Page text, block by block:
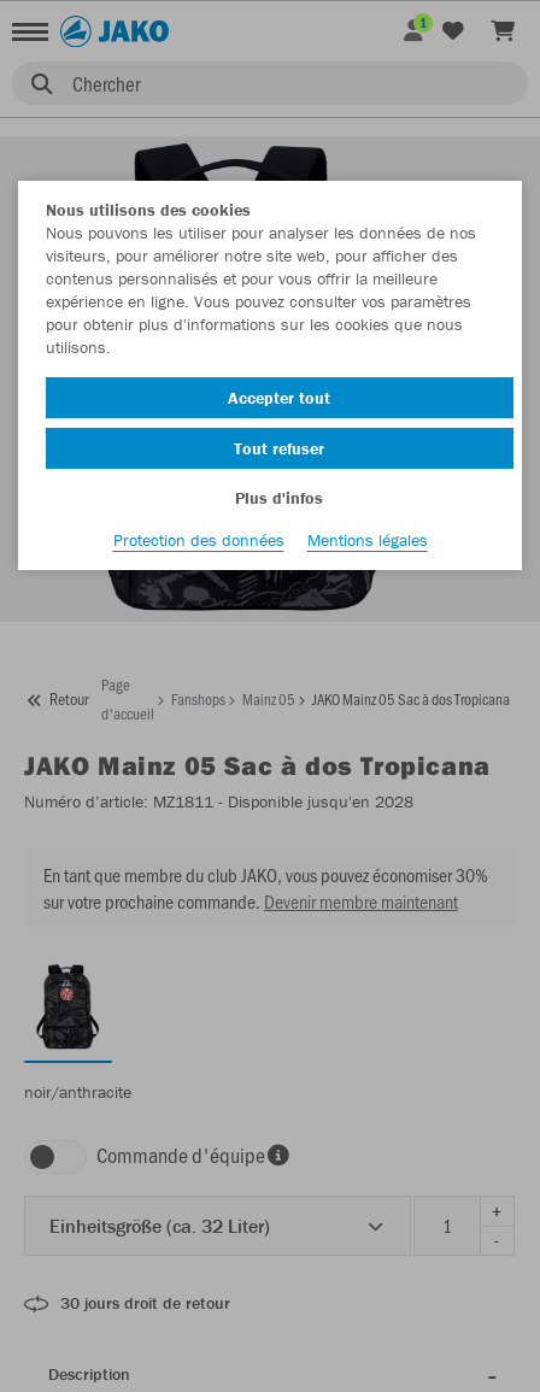
Chercher
1
Retour
Page
d'accueil
Fanshops Mainz 05 JAKO Mainz 05 Sac à dos Tropicana
JAKO Mainz 05 Sac à dos Tropicana
Numéro d’article: MZ1811 - Disponible jusqu'en 2028
En tant que membre du club JAKO, vous pouvez économiser 30%
sur votre prochaine commande. Devenir membre maintenant
noir/anthracite
Commande d'équipe
Einheitsgröße (ca. 32 Liter)
+
-
30 jours droit de retour
Description
Nous utilisons des cookies
Nous pouvons les utiliser pour analyser les données de nos
visiteurs, pour améliorer notre site web, pour afficher des
contenus personnalisés et pour vous offrir la meilleure
expérience en ligne. Vous pouvez consulter vos paramètres
pour obtenir plus d'informations sur les cookies que nous
utilisons.
Accepter tout
Tout refuser
Plus d'infos
Protection des données
Mentions légales